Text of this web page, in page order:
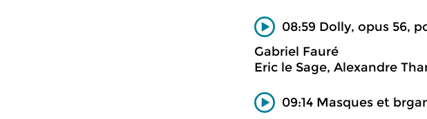
08:59 Dolly, opus 56,
Gabriel Fauré
Eric le Sage, Alexandre
09:14 Masques et